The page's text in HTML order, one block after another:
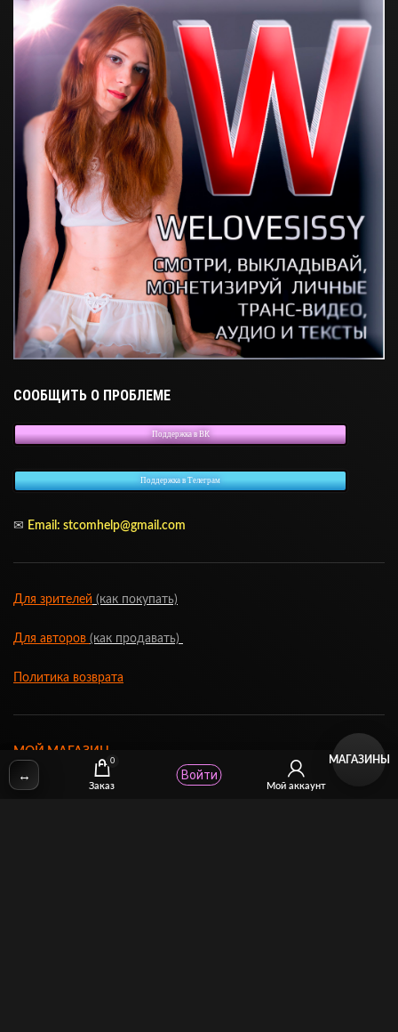
СООБЩИТЬ О ПРОБЛЕМЕ
Поддержка в ВК
Поддержка в Телеграм
✉ Email: stcomhelp@gmail.com
Для зрителей (как покупать)
Для авторов (как продавать)
Политика возврата
МОЙ МАГАЗИН
↔
0
Заказ Мой аккаунт
Войти
МАГАЗИНЫ